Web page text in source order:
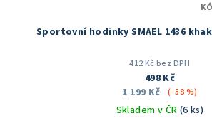
Sportovní hodinky SMAEL 1436
412 Kč bez DPH
498 Kč
1 199 Kč
(–58 %)
Skladem v ČR (6 ks)